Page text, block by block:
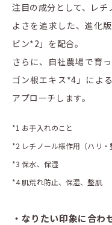
注目の成分として、レ
よさを追求した、進化
ビン*2」を配合。
さらに、自社農場で育
ゴン根エキス*4」によ
アプローチします。
*1 お手入れのこと
*2 レチノール様作用（ハリ
*3 保水、保湿
*4 肌荒れ防止、保湿、整肌
・なりたい印象に合わ